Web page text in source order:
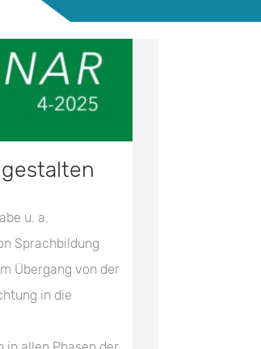
u. a.
Sprachbildung
Übergang von der
in die